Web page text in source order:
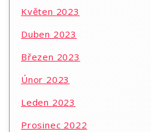
Květen 2023
Duben 2023
Březen 2023
Únor 2023
Leden 2023
Prosinec 2022